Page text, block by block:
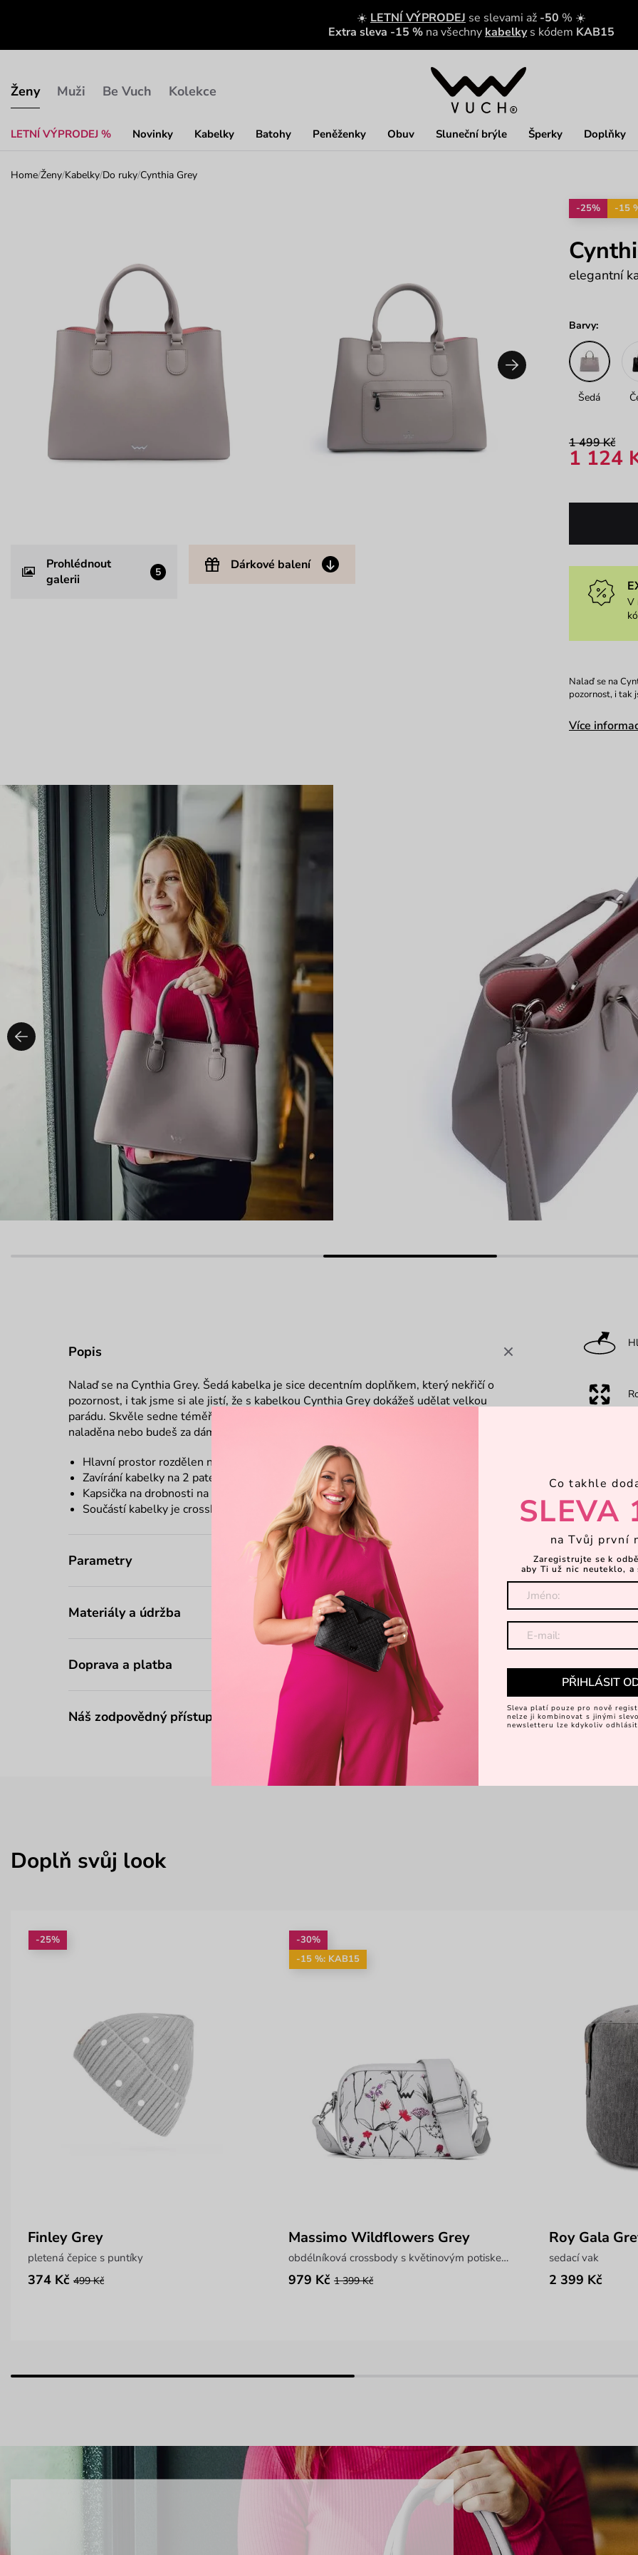
☀️ LETNÍ VÝPRODEJ se slevami až -50 % ☀️
Extra sleva -15 % na všechny kabelkys kódem KAB15
Ženy
LETNÍ VÝPRODEJ % Novinky Kabelky Batohy Peněženky Obuv Sluneční brýle Šperky Doplňky
Muži Be Vuch Kolekce
Home/Ženy/Kabelky/Do ruky/Cynthia Grey
Prohlédnout
galerii
5 Dárkové balení
-25% -15
elegantní
Barvy:
Šedá
1 499 Kč
1 124
V
Nalaď se na
pozornost, i tak
Více
Popis
Nalaď se na Cynthia Grey. Šedá kabelka je sice decentním doplňkem, který nekřičí o
pozornost, i tak jsme si ale jistí, že s kabelkou Cynthia Grey dokážeš udělat velkou
parádu. Skvěle sedne téměř ke všem barvám i outfitům, ať už budeš sportovně
naladěna nebo budeš za dámičku.
Hlavní prostor rozdělen na dvě části
Zavírání kabelky na 2 patenty
Kapsička na drobnosti na zip
Součástí kabelky je crossbody popruh
Parametry
Materiály a údržba
Doprava a platba
Náš zodpovědný přístup
Objevte
Doplň svůj look
-25%
Finley Grey
pletená čepice s puntíky
374 Kč 499 Kč
-30%
-15 %: KAB15
Massimo Wildflowers Grey
obdélníková crossbody s květinovým potiskem a výšivkou
979 Kč 1 399 Kč
Roy Gala
sedací vak
2 399 Kč
Co takhle
SLEVA
na Tvůj první
Zaregistrujte se k
aby Ti už nic neuteklo, a
PŘIHLÁSIT
Sleva platí pouze pro nově
nelze ji kombinovat s jinými
newsletteru lze kdykoliv